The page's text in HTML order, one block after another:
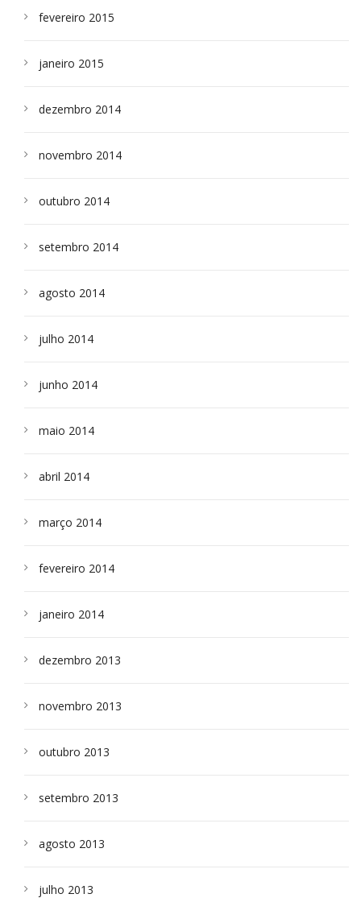
fevereiro 2015
janeiro 2015
dezembro 2014
novembro 2014
outubro 2014
setembro 2014
agosto 2014
julho 2014
junho 2014
maio 2014
abril 2014
março 2014
fevereiro 2014
janeiro 2014
dezembro 2013
novembro 2013
outubro 2013
setembro 2013
agosto 2013
julho 2013